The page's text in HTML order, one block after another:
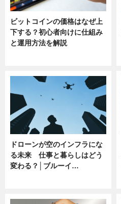
ビットコインの価格はなぜ上
下する？初心者向けに仕組み
と運用方法を解説
ドローンが空のインフラにな
る未来 仕事と暮らしはどう
変わる？│ブルーイ…